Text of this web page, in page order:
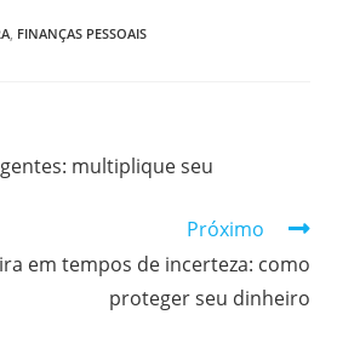
FINANÇAS PESSOAIS
multiplique seu
Próximo
em tempos de incerteza: como
proteger seu dinheiro